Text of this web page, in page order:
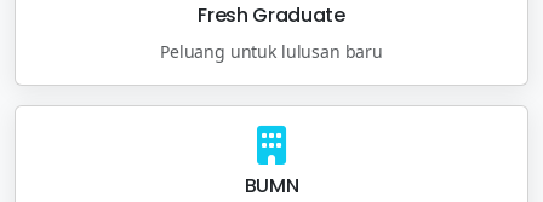
Fresh Graduate
Peluang untuk lulusan baru
BUMN